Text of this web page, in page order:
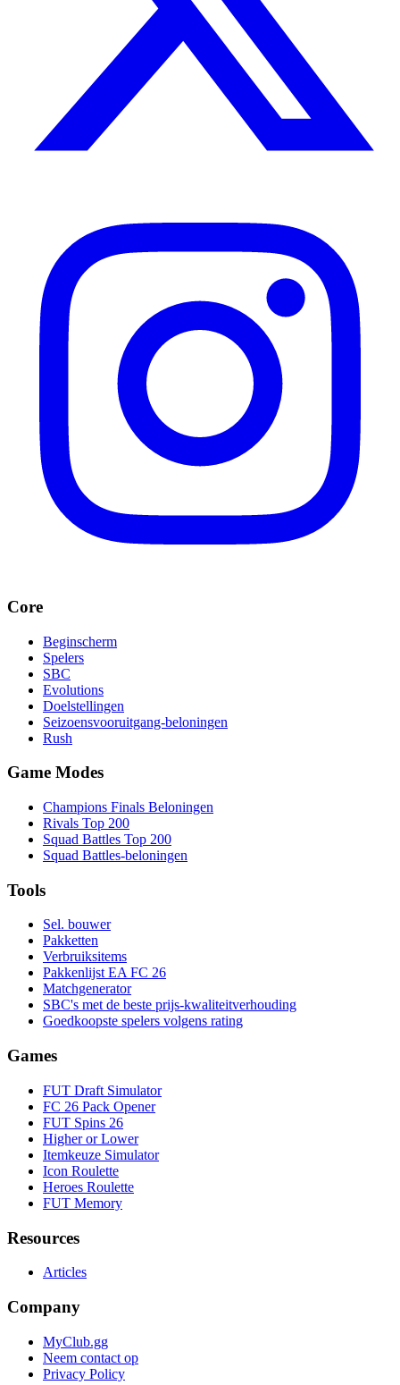
Core
Beginscherm
Spelers
SBC
Evolutions
Doelstellingen
Seizoensvooruitgang-beloningen
Rush
Game Modes
Champions Finals Beloningen
Rivals Top 200
Squad Battles Top 200
Squad Battles-beloningen
Tools
Sel. bouwer
Pakketten
Verbruiksitems
Pakkenlijst EA FC 26
Matchgenerator
SBC's met de beste prijs-kwaliteitverhouding
Goedkoopste spelers volgens rating
Games
FUT Draft Simulator
FC 26 Pack Opener
FUT Spins 26
Higher or Lower
Itemkeuze Simulator
Icon Roulette
Heroes Roulette
FUT Memory
Resources
Articles
Company
MyClub.gg
Neem contact op
Privacy Policy